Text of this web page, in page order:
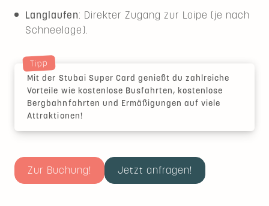
Langlaufen: Direkter Zugang zur Loipe (je nach
Schneelage).
Tipp
Mit der Stubai Super Card genießt du zahlreiche
Vorteile wie kostenlose Busfahrten, kostenlose
Bergbahnfahrten und Ermäßigungen auf viele
Attraktionen!
Zur Buchung! Jetzt anfragen!